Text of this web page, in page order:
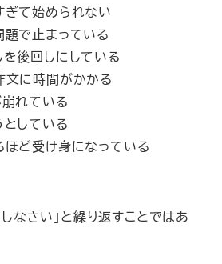
て始められない
で止まっている
後回しにしている
文に時間がかかる
れている
している
ど受け身になっている
なさい」と繰り返すことではあ